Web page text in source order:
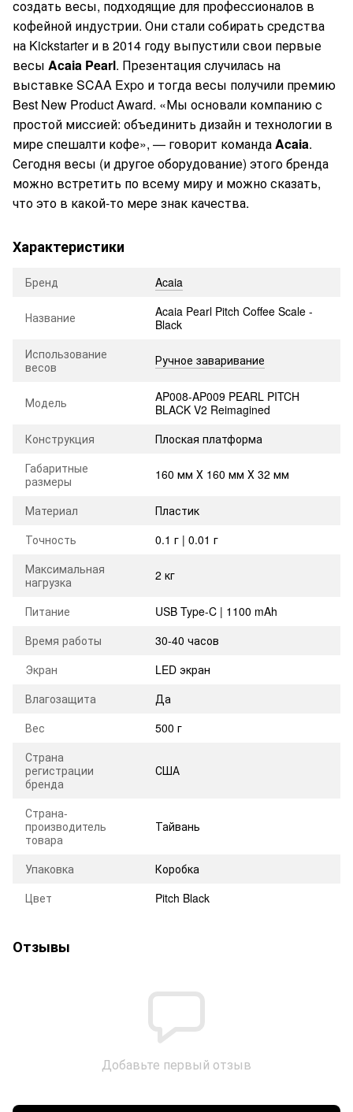
создать весы, подходящие для профессионалов в
кофейной индустрии. Они стали собирать средства
на Kickstarter и в 2014 году выпустили свои первые
весы Acaia Pearl. Презентация случилась на
выставке SCAA Expo и тогда весы получили премию
Best New Product Award. «Мы основали компанию с
простой миссией: объединить дизайн и технологии в
мире спешалти кофе», — говорит командаAcaia.
Сегодня весы (и другое оборудование) этого бренда
можно встретить по всему миру и можно сказать,
что это в какой-то мере знак качества.
Характеристики
Бренд Acaia
Название
Acaia Pearl Pitch Coffee Scale -
Black
Использование
весов
Ручное заваривание
Модель
AP008-AP009 PEARL PITCH
BLACK V2 Reimagined
Конструкция
Плоская платформа
Габаритные
размеры
160 мм Х 160 мм Х 32 мм
Материал
Пластик
Точность
0.1 г | 0.01 г
Максимальная
нагрузка
2 кг
Питание
USB Type-C | 1100 mAh
Время работы
30-40 часов
Экран
LED экран
Влагозащита
Да
Вес
500 г
Страна
регистрации
бренда
США
Страна-
производитель
товара
Тайвань
Упаковка
Коробка
Цвет
Pitch Black
Отзывы
Добавьте первый отзыв